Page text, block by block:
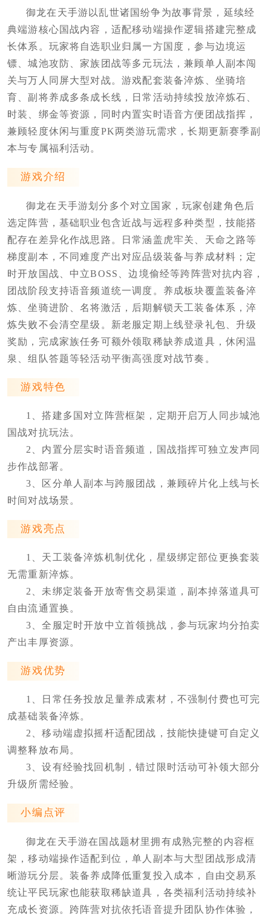
御龙在天手游以乱世诸国纷争为故事背景，延续经
典端游核心国战内容，适配移动端操作逻辑搭建完整成
长体系。玩家将自选职业归属一方国度，参与边境运
镖、城池攻防、家族团战等多元玩法，兼顾单人副本闯
关与万人同屏大型对战。游戏配套装备淬炼、坐骑培
育、副将养成多条成长线，日常活动持续投放淬炼石、
时装、绑金等资源，同时内置实时语音方便团战指挥，
兼顾轻度休闲与重度PK两类游玩需求，长期更新赛季副
本与专属福利活动。
游戏介绍
御龙在天手游划分多个对立国家，玩家创建角色后
选定阵营，基础职业包含近战与远程多种类型，技能搭
配存在差异化作战思路。日常涵盖虎牢关、天命之路等
梯度副本，不同难度产出对应品级装备与养成材料；定
时开放国战、中立BOSS、边境偷经等跨阵营对抗内容，
团战阶段支持语音频道统一调度。养成板块覆盖装备淬
炼、坐骑进阶、名将激活，后期解锁天工装备体系，淬
炼失败不会清空星级。新老服定期上线登录礼包、升级
奖励，完成家族任务可额外领取稀缺养成道具，休闲温
泉、组队答题等轻活动平衡高强度对战节奏。
游戏特色
1、搭建多国对立阵营框架，定期开启万人同步城池
国战对抗玩法。
2、内置分层实时语音频道，国战指挥可独立发声同
步作战部署。
3、区分单人副本与跨服团战，兼顾碎片化上线与长
时间对战场景。
游戏亮点
1、天工装备淬炼机制优化，星级绑定部位更换套装
无需重新淬炼。
2、未绑定装备开放寄售交易渠道，副本掉落道具可
自由流通置换。
3、全服定时开放中立首领挑战，参与玩家均分拍卖
产出丰厚资源。
游戏优势
1、日常任务投放足量养成素材，不强制付费也可完
成基础装备淬炼。
2、移动端虚拟摇杆适配团战，技能快捷键可自定义
调整释放布局。
3、设有经验找回机制，错过限时活动可补领大部分
升级所需经验。
小编点评
御龙在天手游在国战题材里拥有成熟完整的内容框
架，移动端操作适配到位，单人副本与大型团战形成清
晰游玩分层。装备养成降低重复投入成本，自由交易系
统让平民玩家也能获取稀缺道具，各类福利活动持续补
充成长资源。跨阵营对抗依托语音提升团队协作体验，